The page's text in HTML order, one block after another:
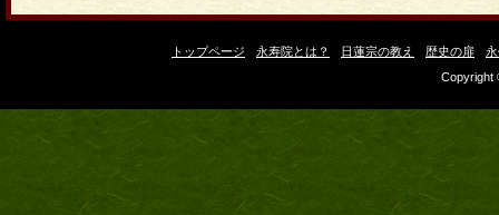
トップページ 永寿院とは？ 日蓮宗の教え 歴史の扉
Copyright